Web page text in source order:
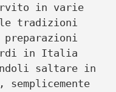
in varie
tradizioni
in Italia
saltare in